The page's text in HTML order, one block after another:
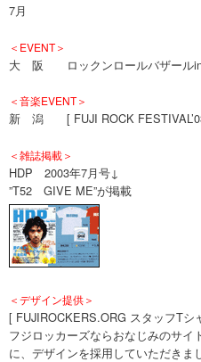
7月
＜EVENT＞
大 阪 ロックンロールバザー
＜音楽EVENT＞
新 潟 [ FUJI ROCK
＜雑誌掲載＞
HDP 2003年7月号↓
”T52 GIVE ME”が掲載
＜デザイン提供＞
[ FUJIROCKERS.ORG スタッフTシ
フジロッカーズならおなじみのサイ
に、デザインを採用していただきま